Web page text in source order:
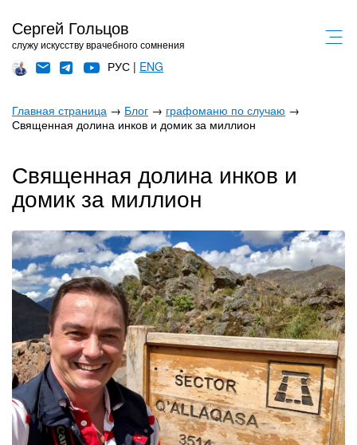
Сергей Гольцов
служу искусству врачебного сомнения
РУС | ENG
Главная страница → Блог → графоманю по случаю →
Священная долина инков и домик за миллион
Священная долина инков и
домик за миллион